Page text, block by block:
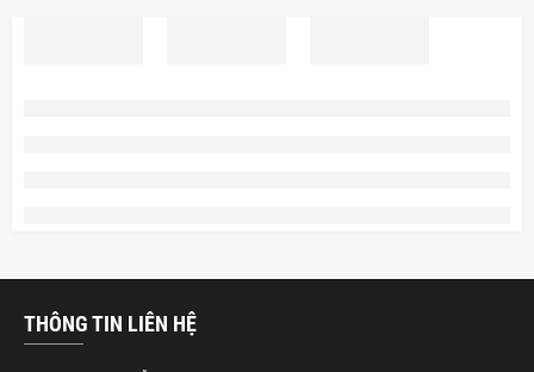
THÔNG TIN LIÊN HỆ